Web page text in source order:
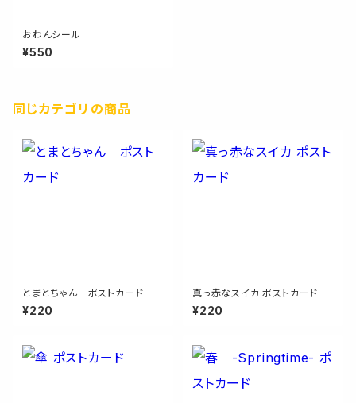
おわんシール
¥550
同じカテゴリの商品
とまとちゃん ポストカード
¥220
真っ赤なスイカ ポストカード
¥220